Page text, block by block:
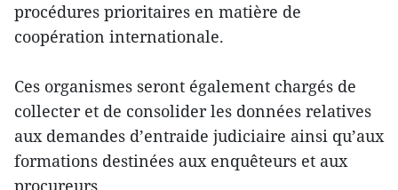
procédures prioritaires en matière de
coopération internationale.
Ces organismes seront également chargés de
collecter et de consolider les données relatives
aux demandes d’entraide judiciaire ainsi qu’aux
formations destinées aux enquêteurs et aux